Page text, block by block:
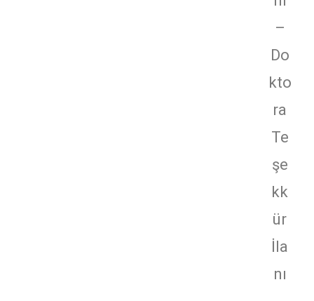
–
Do
kto
ra
Te
şe
kk
ür
İla
nı